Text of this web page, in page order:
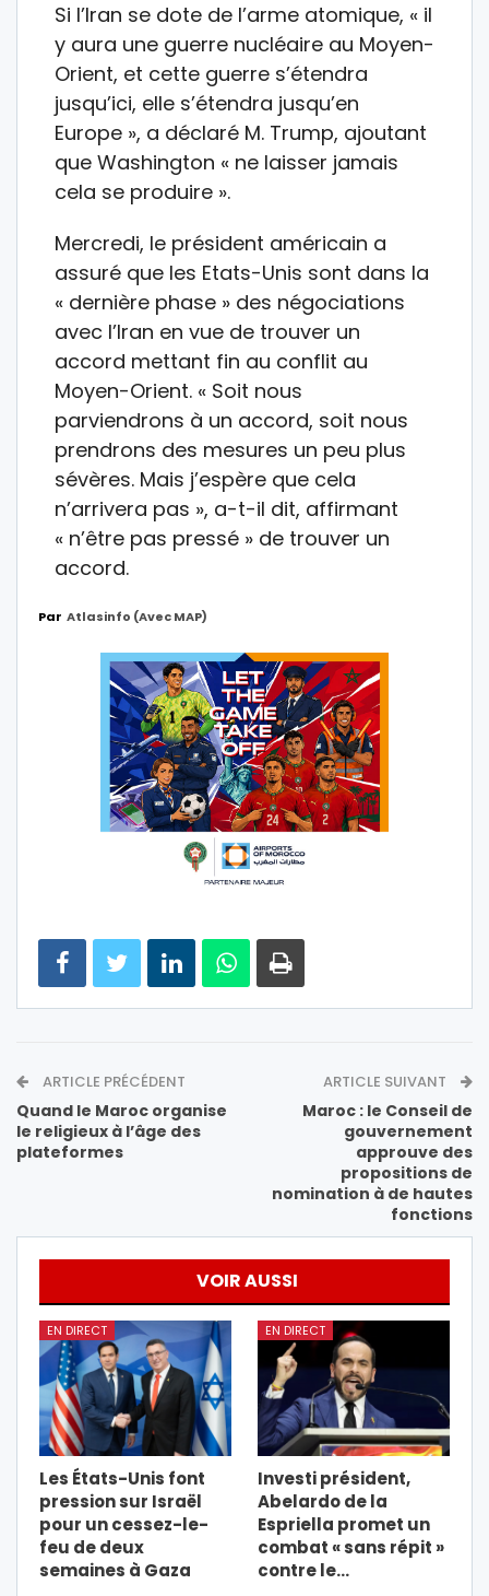
Si l’Iran se dote de l’arme atomique, « il
y aura une guerre nucléaire au Moyen-
Orient, et cette guerre s’étendra
jusqu’ici, elle s’étendra jusqu’en
Europe », a déclaré M. Trump, ajoutant
que Washington « ne laisser jamais
cela se produire ».
Mercredi, le président américain a
assuré que les Etats-Unis sont dans la
« dernière phase » des négociations
avec l’Iran en vue de trouver un
accord mettant fin au conflit au
Moyen-Orient. « Soit nous
parviendrons à un accord, soit nous
prendrons des mesures un peu plus
sévères. Mais j’espère que cela
n’arrivera pas », a-t-il dit, affirmant
« n’être pas pressé » de trouver un
accord.
Par Atlasinfo (avec MAP)
ARTICLE PRÉCÉDENT
Quand le Maroc organise
le religieux à l’âge des
plateformes
ARTICLE SUIVANT
Maroc : le Conseil de
gouvernement
approuve des
propositions de
nomination à de hautes
fonctions
VOIR AUSSI
EN DIRECT
Les États-Unis font
pression sur Israël
pour un cessez-le-
feu de deux
semaines à Gaza
EN DIRECT
Investi président,
Abelardo de la
Espriella promet un
combat « sans répit »
contre le…